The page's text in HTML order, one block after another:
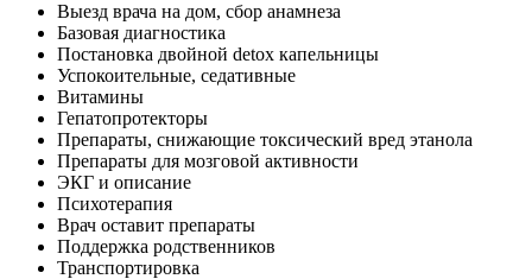
Выезд врача на дом, сбор анамнеза
Базовая диагностика
Постановка двойной detox капельницы
Успокоительные, седативные
Витамины
Гепатопротекторы
Препараты, снижающие токсический вред этанола
Препараты для мозговой активности
ЭКГ и описание
Психотерапия
Врач оставит препараты
Поддержка родственников
Транспортировка